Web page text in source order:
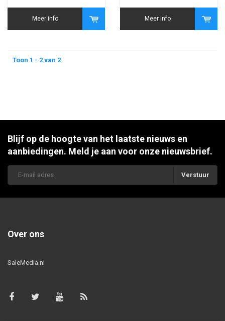
Meer info Meer info
Toon 1 - 2 van 2
Blijf op de hoogte van het laatste nieuws en
aanbiedingen. Meld je aan voor onze nieuwsbrief.
Verstuur
Over ons
SaleMedia.nl